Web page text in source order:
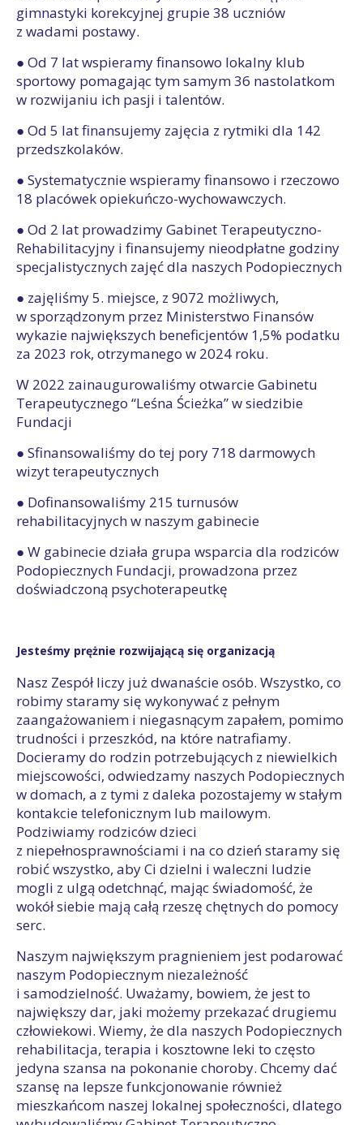
gimnastyki korekcyjnej grupie 38 uczniów
z wadami postawy.
● Od 7 lat wspieramy finansowo lokalny klub
sportowy pomagając tym samym 36 nastolatkom
w rozwijaniu ich pasji i talentów.
● Od 5 lat finansujemy zajęcia z rytmiki dla 142
przedszkolaków.
● Systematycznie wspieramy finansowo i rzeczowo
18 placówek opiekuńczo-wychowawczych.
● Od 2 lat prowadzimy Gabinet Terapeutyczno-
Rehabilitacyjny i finansujemy nieodpłatne godziny
specjalistycznych zajęć dla naszych Podopiecznych
● zajęliśmy 5. miejsce, z 9072 możliwych,
w sporządzonym przez Ministerstwo Finansów
wykazie największych beneficjentów 1,5% podatku
za 2023 rok, otrzymanego w 2024 roku.
W 2022 zainaugurowaliśmy otwarcie Gabinetu
Terapeutycznego “Leśna Ścieżka” w siedzibie
Fundacji
● Sfinansowaliśmy do tej pory 718 darmowych
wizyt terapeutycznych
● Dofinansowaliśmy 215 turnusów
rehabilitacyjnych w naszym gabinecie
● W gabinecie działa grupa wsparcia dla rodziców
Podopiecznych Fundacji, prowadzona przez
doświadczoną psychoterapeutkę
Jesteśmy prężnie rozwijającą się organizacją
Nasz Zespół liczy już dwanaście osób. Wszystko, co
robimy staramy się wykonywać z pełnym
zaangażowaniem i niegasnącym zapałem, pomimo
trudności i przeszkód, na które natrafiamy.
Docieramy do rodzin potrzebujących z niewielkich
miejscowości, odwiedzamy naszych Podopiecznych
w domach, a z tymi z daleka pozostajemy w stałym
kontakcie telefonicznym lub mailowym.
Podziwiamy rodziców dzieci
z niepełnosprawnościami i na co dzień staramy się
robić wszystko, aby Ci dzielni i waleczni ludzie
mogli z ulgą odetchnąć, mając świadomość, że
wokół siebie mają całą rzeszę chętnych do pomocy
serc.
Naszym największym pragnieniem jest podarować
naszym Podopiecznym niezależność
i samodzielność. Uważamy, bowiem, że jest to
największy dar, jaki możemy przekazać drugiemu
człowiekowi. Wiemy, że dla naszych Podopiecznych
rehabilitacja, terapia i kosztowne leki to często
jedyna szansa na pokonanie choroby. Chcemy dać
szansę na lepsze funkcjonowanie również
mieszkańcom naszej lokalnej społeczności, dlatego